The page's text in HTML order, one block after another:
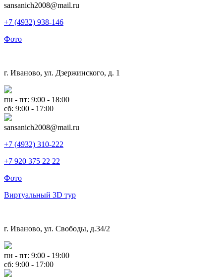
sansanich2008@mail.ru
+7 (4932) 938-146
Фото
г. Иваново, ул. Дзержинского, д. 1
пн - пт: 9:00 - 18:00
сб: 9:00 - 17:00
sansanich2008@mail.ru
+7 (4932) 310-222
+7 920 375 22 22
Фото
Виртуальный 3D тур
г. Иваново, ул. Свободы, д.34/2
пн - пт: 9:00 - 19:00
сб: 9:00 - 17:00